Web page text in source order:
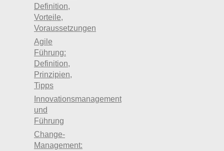
Definition,
Vorteile,
Voraussetzungen
Agile
Führung:
Definition,
Prinzipien,
Tipps
Innovationsmanagement
und
Führung
Change-
Management: